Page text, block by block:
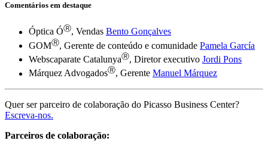
Comentários em destaque
Óptica ÓⓇ, Vendas Bento Gonçalves
GOMⓇ, Gerente de conteúdo e comunidade Pamela García
Webscaparate CatalunyaⓇ, Diretor executivo Jordi Pons
Márquez AdvogadosⓇ, Gerente Manuel Márquez
Quer ser parceiro de colaboração do Picasso Business Center?
Escreva-nos.
Parceiros de colaboração: